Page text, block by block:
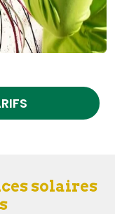
solaires